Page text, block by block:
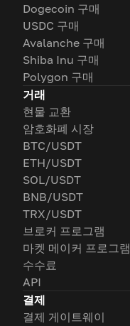
Dogecoin 구매
USDC 구매
Avalanche 구매
Shiba Inu 구매
Polygon 구매
거래
현물 교환
암호화폐 시장
BTC/USDT
ETH/USDT
SOL/USDT
BNB/USDT
TRX/USDT
브로커 프로그램
마켓 메이커 프로그램
수수료
API
결제
결제 게이트웨이